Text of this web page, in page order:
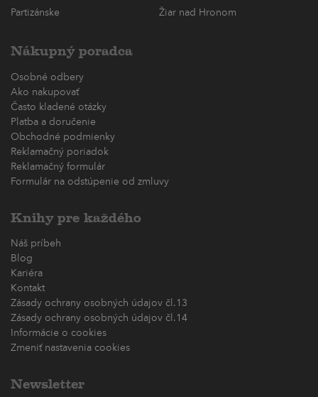
Partizánske
Žiar nad Hronom
Nákupný poradca
Osobné odbery
Ako nakupovať
Často kladené otázky
Platba a doručenie
Obchodné podmienky
Reklamačný poriadok
Reklamačný formulár
Formulár na odstúpenie od zmluvy
Knihy pre každého
Náš príbeh
Blog
Kariéra
Kontakt
Zásady ochrany osobných údajov čl.13
Zásady ochrany osobných údajov čl.14
Informácie o cookies
Zmeniť nastavenia cookies
Newsletter